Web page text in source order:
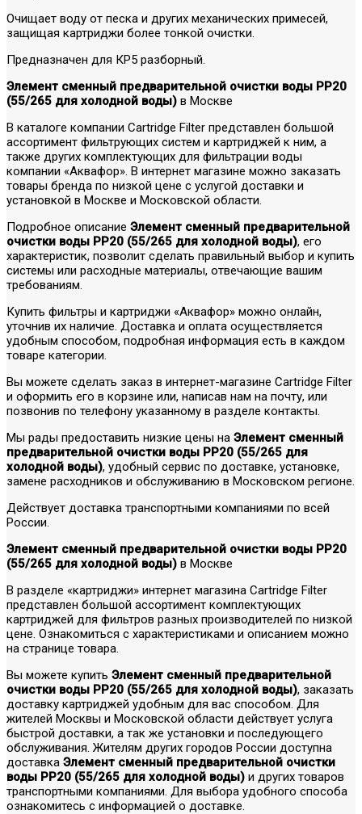
Очищает воду от песка и других механических примесей,
защищая картриджи более тонкой очистки.
Предназначен для КР5 разборный.
Элемент сменный предварительной очистки воды РР20
(55/265 для холодной воды) в Москве
В каталоге компании Cartridge Filter представлен большой
ассортимент фильтрующих систем и картриджей к ним, а
также других комплектующих для фильтрации воды
компании «Аквафор». В интернет магазине можно заказать
товары бренда по низкой цене с услугой доставки и
установкой в Москве и Московской области.
Подробное описание Элемент сменный предварительной
очистки воды РР20 (55/265 для холодной воды), его
характеристик, позволит сделать правильный выбор и купить
системы или расходные материалы, отвечающие вашим
требованиям.
Купить фильтры и картриджи «Аквафор» можно онлайн,
уточнив их наличие. Доставка и оплата осуществляется
удобным способом, подробная информация есть в каждом
товаре категории.
Вы можете сделать заказ в интернет-магазине Cartridge Filter
и оформить его в корзине или, написав нам на почту, или
позвонив по телефону указанному в разделе контакты.
Мы рады предоставить низкие цены на Элемент сменный
предварительной очистки воды РР20 (55/265 для
холодной воды), удобный сервис по доставке, установке,
замене расходников и обслуживанию в Московском регионе.
Действует доставка транспортными компаниями по всей
России.
Элемент сменный предварительной очистки воды РР20
(55/265 для холодной воды) в Москве
В разделе «картриджи» интернет магазина Cartridge Filter
представлен большой ассортимент комплектующих
картриджей для фильтров разных производителей по низкой
цене. Ознакомиться с характеристиками и описанием можно
на странице товара.
Вы можете купить Элемент сменный предварительной
очистки воды РР20 (55/265 для холодной воды), заказать
доставку картриджей удобным для вас способом. Для
жителей Москвы и Московской области действует услуга
быстрой доставки, а так же установки и последующего
обслуживания. Жителям других городов России доступна
доставка Элемент сменный предварительной очистки
воды РР20 (55/265 для холодной воды) и других товаров
транспортными компаниями. Для выбора удобного способа
ознакомитесь с информацией о доставке.